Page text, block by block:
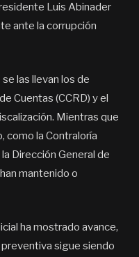
Luis Abinader
ante la corrupción
las llevan los de
Cuentas (CCRD) y el
Mientras que
como la Contraloría
Dirección General de
mantenido o
ha mostrado avance,
sigue siendo